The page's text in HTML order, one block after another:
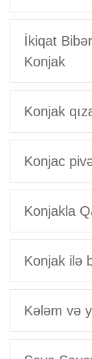
İkiqat
Konjak
Konjak
Konjac
Konjakla
Konjak ilə
Kələm və